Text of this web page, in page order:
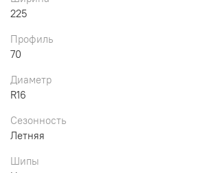
225
Профиль
70
Диаметр
R16
Сезонность
Летняя
Шипы